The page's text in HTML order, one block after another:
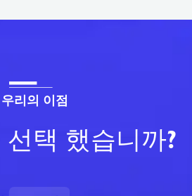
우리의 이점
택 했습니까?